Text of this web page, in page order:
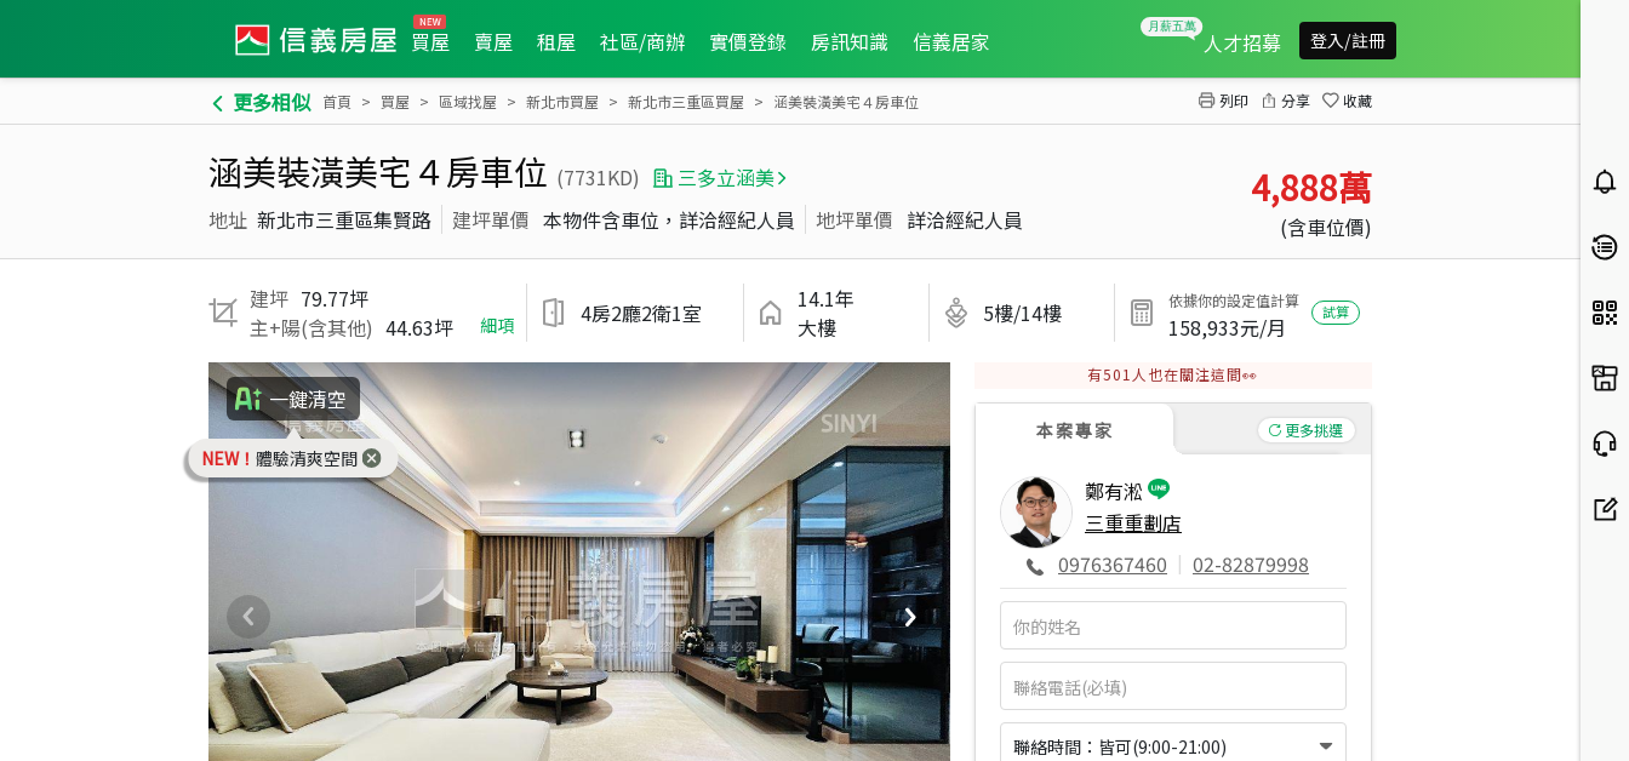
買屋 賣屋 租屋 社區/商辦 實價登錄 房訊知識 信義居家 人才招募 登入/註冊
更多相似 首頁 買屋 區域找屋 新北市買屋 新北市三重區買屋 涵美裝潢美宅４房車位 列印 分享 收藏
涵美裝潢美宅４房車位 (7731KD)
三多立涵美
地址 新北市三重區集賢路 建坪單價 本物件含車位，詳洽經紀人員 地坪單價 詳洽經紀人員
4,888萬
(含車位價)
建坪 79.77坪
主+陽(含其他) 44.63坪 細項 4房2廳2衛1室
14.1年
大樓
5樓/14樓 依據你的設定值計算
158,933元/月
試算
一鍵清空
NEW！ 體驗清爽空間
有501 人也在關注這間👀
本案專家 更多挑選
鄭有淞
三重重劃店
0976367460 | 02-82879998
聯絡時間：皆可(9:00-21:00)